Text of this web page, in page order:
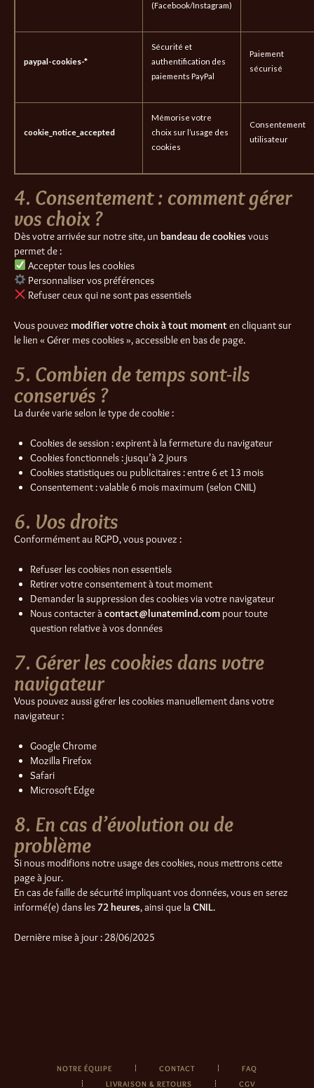
(Facebook/Instagram)
paypal-cookies-*
Sécurité et
authentification des
paiements PayPal
Paiement
sécurisé
cookie_notice_accepted
Mémorise votre
choix sur l’usage des
cookies
Consentement
utilisateur
4. Consentement : comment gérer
vos choix ?
Dès votre arrivée sur notre site, un bandeau de cookies vous
permet de :
Accepter tous les cookies
Personnaliser vos préférences
Refuser ceux qui ne sont pas essentiels
Vous pouvez modifier votre choix à tout momenten cliquant sur
le lien « Gérer mes cookies », accessible en bas de page.
5. Combien de temps sont-ils
conservés ?
La durée varie selon le type de cookie :
Cookies de session : expirent à la fermeture du navigateur
Cookies fonctionnels : jusqu’à 2 jours
Cookies statistiques ou publicitaires : entre 6 et 13 mois
Consentement : valable 6 mois maximum (selon CNIL)
6. Vos droits
Conformément au RGPD, vous pouvez :
Refuser les cookies non essentiels
Retirer votre consentement à tout moment
Demander la suppression des cookies via votre navigateur
Nous contacter à contact@lunatemind.compour toute
question relative à vos données
7. Gérer les cookies dans votre
navigateur
Vous pouvez aussi gérer les cookies manuellement dans votre
navigateur :
Google Chrome
Mozilla Firefox
Safari
Microsoft Edge
8. En cas d’évolution ou de
problème
Si nous modifions notre usage des cookies, nous mettrons cette
page à jour.
En cas de faille de sécurité impliquant vos données, vous en serez
informé(e) dans les72 heures, ainsi que la CNIL.
Dernière mise à jour : 28/06/2025
NOTRE ÉQUIPE CONTACT
FAQ
LIVRAISON & RETOURS
CGV